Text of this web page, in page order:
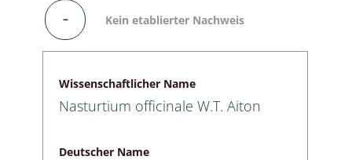
– Kein etablierter Nachweis
Wissenschaftlicher Name
Nasturtium officinale W.T. Aiton
Deutscher Name